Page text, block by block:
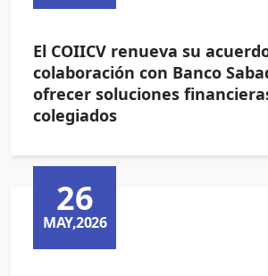
El COIICV renueva su
colaboración con Banco
ofrecer soluciones
colegiados
26
MAY,2026